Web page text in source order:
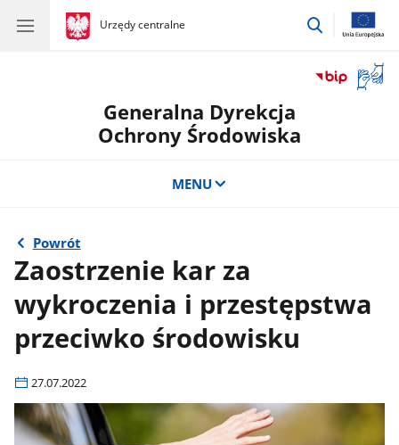
gov.pl
Urzędy centralne
gov.pl
Urzędy
przejdź
okno
Generalna Dyrekcja
Ochrony Środowiska
MENU
Powrót
Zaostrzenie kar za
wykroczenia i przestępstwa
przeciwko środowisku
27.07.2022